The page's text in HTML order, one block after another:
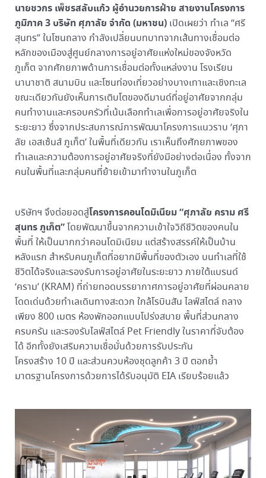
นายชวกร เพ็ชรสลับแก้ว ผู้อำนวยการฝ่าย สายงานโครงการ
ภูมิภาค3 บริษัท ศุภาลัย จำกัด (มหาชน)เปิดเผยว่า ทำเล “ศรี
สุนทร” ในโซนถลาง กำลังเปลี่ยนบทบาทจากเส้นทางเชื่อมต่อ
หลักของเมืองสู่ศูนย์กลางการอยู่อาศัยแห่งใหม่ของจังหวัด
ภูเก็ต จากศักยภาพด้านการเชื่อมต่อทั้งแหล่งงาน โรงเรียน
นานาชาติ สนามบิน และโซนท่องเที่ยวอย่างบางเทาและเชิงทะเล
ขณะเดียวกันยังเห็นการเติบโตของดีมานด์ที่อยู่อาศัยจากกลุ่ม
คนทำงานและครอบครัวที่เน้นเลือกทำเลเพื่อการอยู่อาศัยจริงใน
ระยะยาว ซึ่งจากประสบการณ์การพัฒนาโครงการแนวราบ ‘ศุภา
ลัย เอสเซ้นส์ ภูเก็ต’ ในพื้นที่เดียวกัน เราเห็นถึงศักยภาพของ
ทำเลและความต้องการอยู่อาศัยจริงที่ยังมีอย่างต่อเนื่อง ทั้งจาก
คนในพื้นที่และกลุ่มคนที่ย้ายเข้ามาทำงานในภูเก็ต
บริษัทฯ จึงต่อยอดสู่โครงการคอนโดมิเนียม“ศุภาลัย คราม ศรี
สุนทร ภูเก็ต”โดยพัฒนาขึ้นจากความเข้าใจวิถีชีวิตของคนใน
พื้นที่ ให้เป็นมากกว่าคอนโดมิเนียม แต่สร้างสรรค์ให้เป็นบ้าน
หลังแรก สำหรับคนภูเก็ตที่อยากมีพื้นที่ของตัวเอง บนทำเลที่ใช้
ชีวิตได้จริงและรองรับการอยู่อาศัยในระยะยาว ภายใต้แบรนด์
‘คราม’ (KRAM) ที่ถ่ายทอดบรรยากาศการอยู่อาศัยที่ผ่อนคลาย
โดดเด่นด้วยทำเลเดินทางสะดวก ใกล้โรบินสัน ไลฟ์สไตล์ ถลาง
เพียง 800 เมตร ห้องพักออกแบบโปร่งสบาย พื้นที่ส่วนกลาง
ครบครัน และรองรับไลฟ์สไตล์ Pet Friendly ในราคาที่จับต้อง
ได้ อีกทั้งยังเสริมความเชื่อมั่นด้วยการรับประกัน
โครงสร้าง 10 ปี และส่วนควบห้องชุดลูกค้า 3 ปี ตอกย้ำ
มาตรฐานโครงการด้วยการได้รับอนุมัติ EIA เรียบร้อยแล้ว